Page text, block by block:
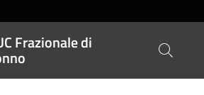
Frazionale di